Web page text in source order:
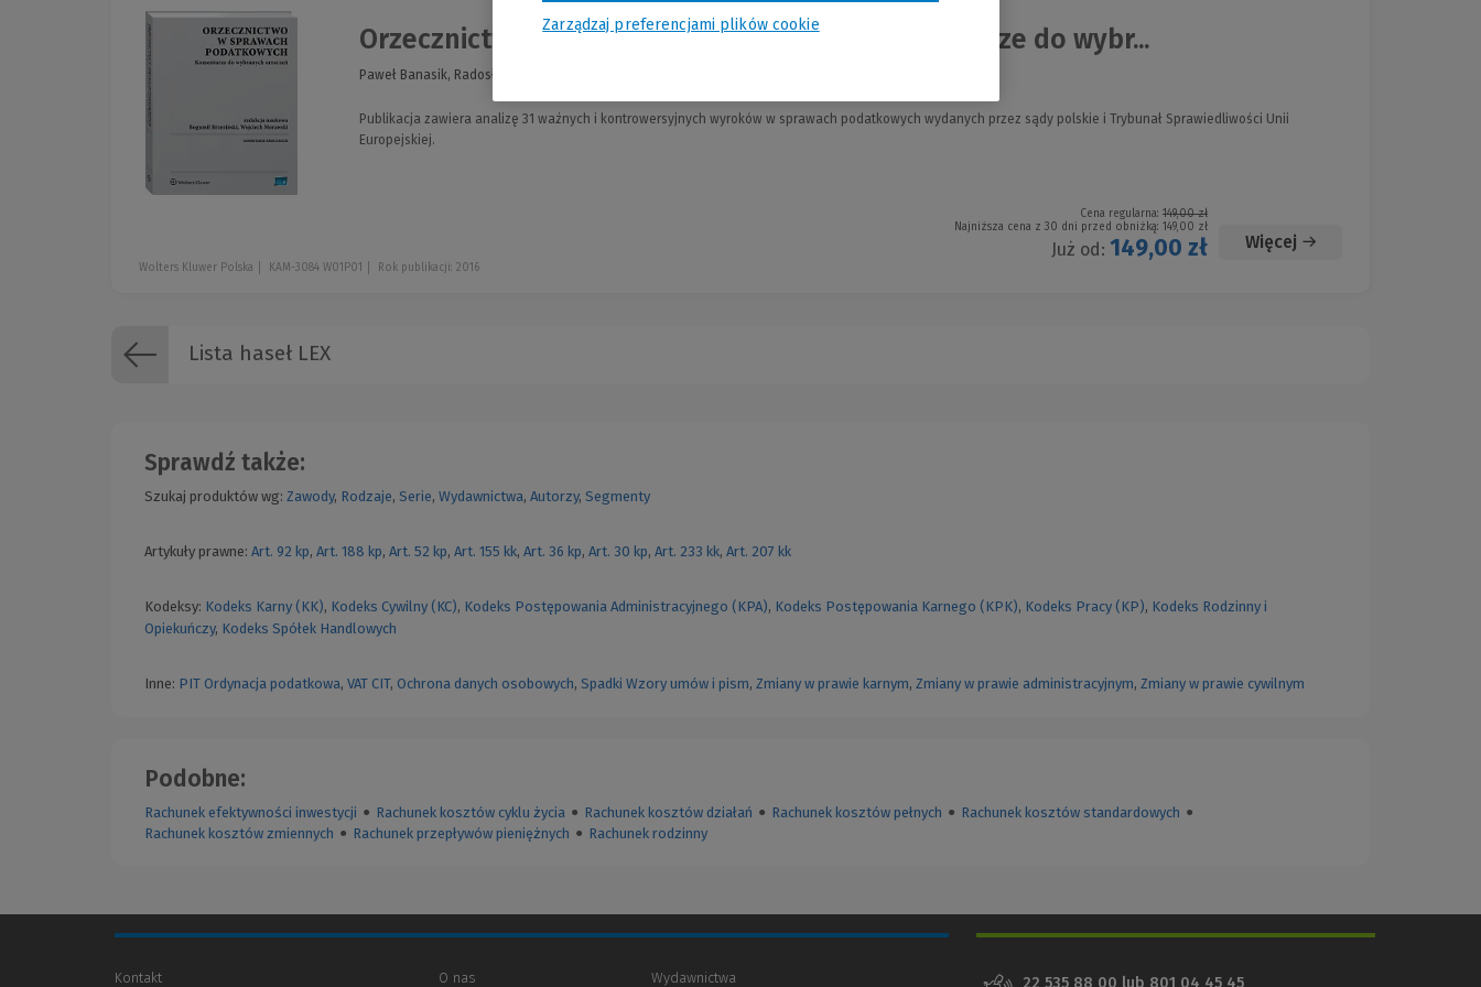
Orzecznictwo w sprawach podatkowych. Komentarze do wybr...
Paweł Banasik, Radosław Baraniewicz, Stanisław Bogucki, Tomasz Brzezicki, Bogumił Brzezińs...
Publikacja zawiera analizę 31 ważnych i kontrowersyjnych wyroków w sprawach podatkowych wydanych przez sądy polskie i Trybunał Sprawiedliwości Unii
Europejskiej.
Cena regularna: 149,00 zł
Najniższa cena z 30 dni przed obniżką: 149,00 zł
Już od: 149,00 zł Więcej
Wolters Kluwer Polska KAM-3084 W01P01 Rok publikacji: 2016
Lista haseł LEX
Sprawdź także:
Szukaj produktów wg: Zawody, Rodzaje, Serie, Wydawnictwa, Autorzy, Segmenty
Artykuły prawne: Art. 92 kp, Art. 188 kp, Art. 52 kp, Art. 155 kk, Art. 36 kp, Art. 30 kp, Art. 233 kk, Art. 207 kk
Kodeksy: Kodeks Karny (KK), Kodeks Cywilny (KC), Kodeks Postępowania Administracyjnego (KPA), Kodeks Postępowania Karnego (KPK), Kodeks Pracy (KP), Kodeks Rodzinny i
Opiekuńczy, Kodeks Spółek Handlowych
Inne: PIT Ordynacja podatkowa, VAT CIT, Ochrona danych osobowych, Spadki Wzory umów i pism, Zmiany w prawie karnym, Zmiany w prawie administracyjnym, Zmiany w prawie cywilnym
Podobne:
Rachunek efektywności inwestycji ● Rachunek kosztów cyklu życia ● Rachunek kosztów działań ● Rachunek kosztów pełnych ● Rachunek kosztów standardowych ●
Rachunek kosztów zmiennych ● Rachunek przepływów pieniężnych ● Rachunek rodzinny
Kontakt O nas Wydawnictwa
Zarządzaj preferencjami plików cookie